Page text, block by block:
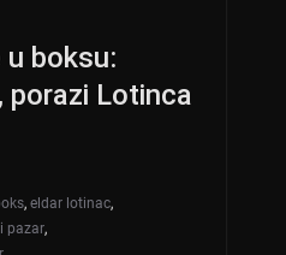
boksu:
porazi Lotinca
, eldar lotinac,
pazar,